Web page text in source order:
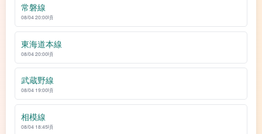
常磐線
08/04 20:00頃
東海道本線
08/04 20:00頃
武蔵野線
08/04 19:00頃
相模線
08/04 18:45頃